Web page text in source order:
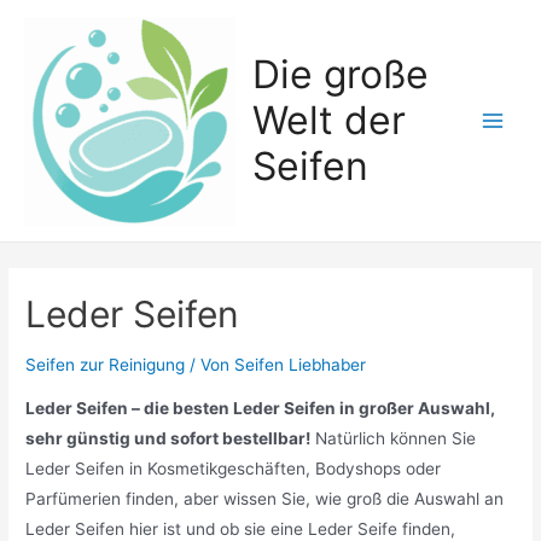
springen
Die große
Welt der
Seifen
Leder Seifen
Seifen zur Reinigung / Von Seifen Liebhaber
Leder Seifen – die besten Leder Seifen in großer Auswahl,
sehr günstig und sofort bestellbar! Natürlich können Sie
Leder Seifen in Kosmetikgeschäften, Bodyshops oder
Parfümerien finden, aber wissen Sie, wie groß die Auswahl an
Leder Seifen hier ist und ob sie eine Leder Seife finden,